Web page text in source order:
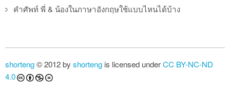
คำศัพท์ พี่ & น้องในภาษาอังกฤษใช้แบบไหนได้บ้าง
shorteng© 2012 by shorteng is licensed underCC BY-NC-ND
4.0